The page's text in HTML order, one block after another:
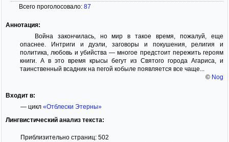
Всего проголосовало: 87
Аннотация:
Война закончилась, но мир в такое время, пожалуй, еще
опаснее. Интриги и дуэли, заговоры и покушения, религия и
политика, любовь и убийства — многое предстоит пережить героям
книги. А в это время крысы бегут из Святого города Агариса, и
таинственный всадник на пегой кобыле появляется все чаще...
© Nog
Входит в:
— цикл «Отблески Этерны»
Лингвистический анализ текста:
Приблизительно страниц: 502